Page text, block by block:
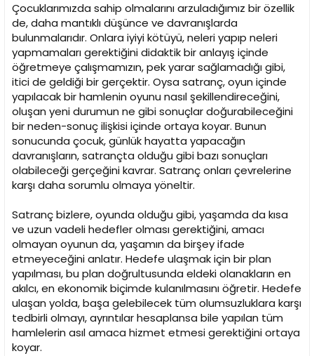
Çocuklarımızda sahip olmalarını arzuladığımız bir özellik
de, daha mantıklı düşünce ve davranışlarda
bulunmalarıdır. Onlara iyiyi kötüyü, neleri yapıp neleri
yapmamaları gerektiğini didaktik bir anlayış içinde
öğretmeye çalışmamızın, pek yarar sağlamadığı gibi,
itici de geldiği bir gerçektir. Oysa satranç, oyun içinde
yapılacak bir hamlenin oyunu nasıl şekillendireceğini,
oluşan yeni durumun ne gibi sonuçlar doğurabileceğini
bir neden-sonuç ilişkisi içinde ortaya koyar. Bunun
sonucunda çocuk, günlük hayatta yapacağın
davranışların, satrançta olduğu gibi bazı sonuçları
olabileceği gerçeğini kavrar. Satranç onları çevrelerine
karşı daha sorumlu olmaya yöneltir.
Satranç bizlere, oyunda olduğu gibi, yaşamda da kısa
ve uzun vadeli hedefler olması gerektiğini, amacı
olmayan oyunun da, yaşamın da birşey ifade
etmeyeceğini anlatır. Hedefe ulaşmak için bir plan
yapılması, bu plan doğrultusunda eldeki olanakların en
akılcı, en ekonomik biçimde kulanılmasını öğretir. Hedefe
ulaşan yolda, başa gelebilecek tüm olumsuzluklara karşı
tedbirli olmayı, ayrıntılar hesaplansa bile yapılan tüm
hamlelerin asıl amaca hizmet etmesi gerektiğini ortaya
koyar.